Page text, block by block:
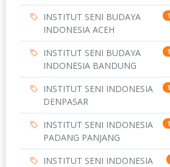
INSTITUT SENI BUDAYA
INDONESIA ACEH
INSTITUT SENI BUDAYA
INDONESIA BANDUNG
INSTITUT SENI INDONESIA
DENPASAR
INSTITUT SENI INDONESIA
PADANG PANJANG
INSTITUT SENI INDONESIA